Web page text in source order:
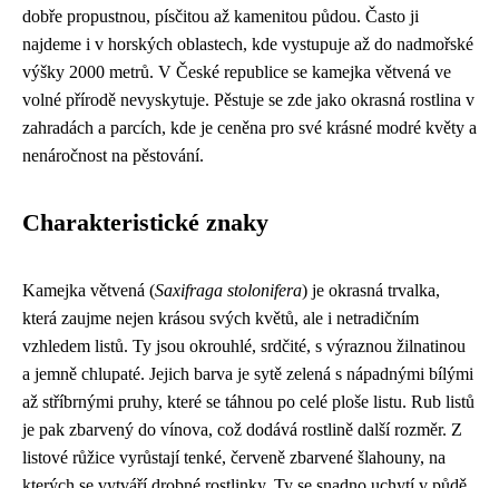
dobře propustnou, písčitou až kamenitou půdou. Často ji
najdeme i v horských oblastech, kde vystupuje až do nadmořské
výšky 2000 metrů. V České republice se kamejka větvená ve
volné přírodě nevyskytuje. Pěstuje se zde jako okrasná rostlina v
zahradách a parcích, kde je ceněna pro své krásné modré květy a
nenáročnost na pěstování.
Charakteristické znaky
Kamejka větvená (Saxifraga stolonifera) je okrasná trvalka,
která zaujme nejen krásou svých květů, ale i netradičním
vzhledem listů. Ty jsou okrouhlé, srdčité, s výraznou žilnatinou
a jemně chlupaté. Jejich barva je sytě zelená s nápadnými bílými
až stříbrnými pruhy, které se táhnou po celé ploše listu. Rub listů
je pak zbarvený do vínova, což dodává rostlině další rozměr. Z
listové růžice vyrůstají tenké, červeně zbarvené šlahouny, na